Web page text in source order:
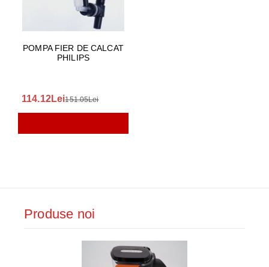
POMPA FIER DE CALCAT
PHILIPS
114.12Lei151.05Lei
Produse noi